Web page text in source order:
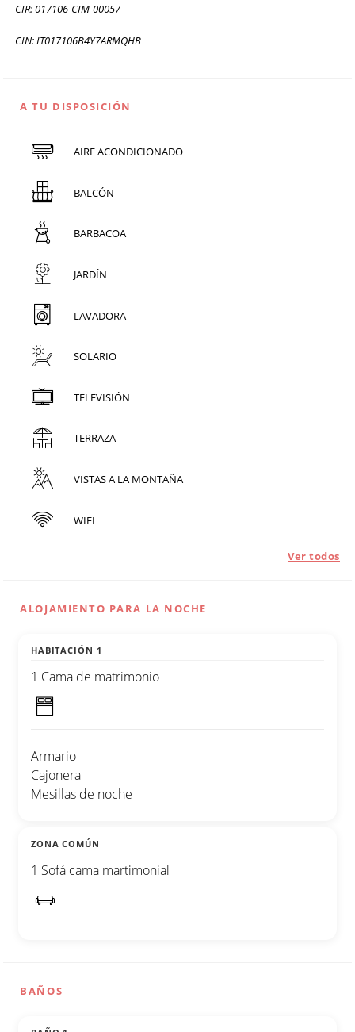
CIR: 017106-CIM-00057
CIN: IT017106B4Y7ARMQHB
A TU DISPOSICIÓN
AIRE ACONDICIONADO
BALCÓN
BARBACOA
JARDÍN
LAVADORA
SOLARIO
TELEVISIÓN
TERRAZA
VISTAS A LA MONTAÑA
WIFI
Ver todos
ALOJAMIENTO PARA LA NOCHE
HABITACIÓN 1
1 Cama de matrimonio
Armario
Cajonera
Mesillas de noche
ZONA COMÚN
1 Sofá cama martimonial
BAÑOS